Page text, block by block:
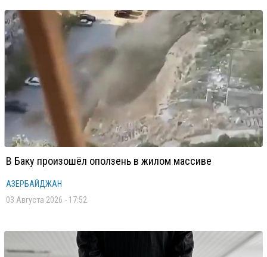
В Баку произошёл оползень в жилом массиве
АЗЕРБАЙДЖАН
03 Августа 2026 - 17:52